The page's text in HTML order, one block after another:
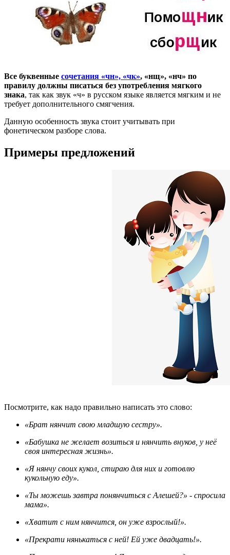
Все буквенные сочетания «чн», «чк», «нщ», «нч» по
правилу должны писаться без употребления мягкого
знака, так как звук «ч» в русском языке является мягким и не
требует дополнительного смягчения.
Данную особенность звука стоит учитывать при
фонетическом разборе слова.
Примеры предложений
Посмотрите, как надо правильно написать это слово:
«Брат нянчит свою младшую сестру».
«Бабушка не желает возиться и нянчить внуков, у неё
своя интересная жизнь».
«Я нянчу своих кукол, стираю для них и готовлю
кукольную еду».
«Ты можешь завтра понянчиться с Алешей?» - спросила
мама».
«Хватит с ним нянчится, он уже взрослый!».
«Прекрати нянькаться с ней! Ей уже двадцать!».